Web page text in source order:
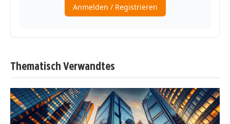
Thematisch Verwandtes